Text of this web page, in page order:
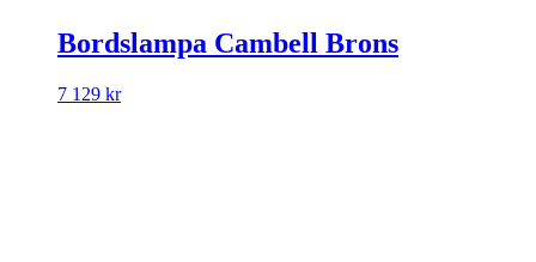
Bordslampa Cambell Brons
7 129 kr